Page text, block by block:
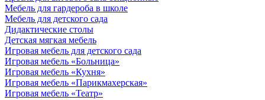
Мебель для гардероба в школе
Мебель для детского сада
Дидактические столы
Детская мягкая мебель
Игровая мебель для детского сада
Игровая мебель «Больница»
Игровая мебель «Кухня»
Игровая мебель «Парикмахерская»
Игровая мебель «Театр»